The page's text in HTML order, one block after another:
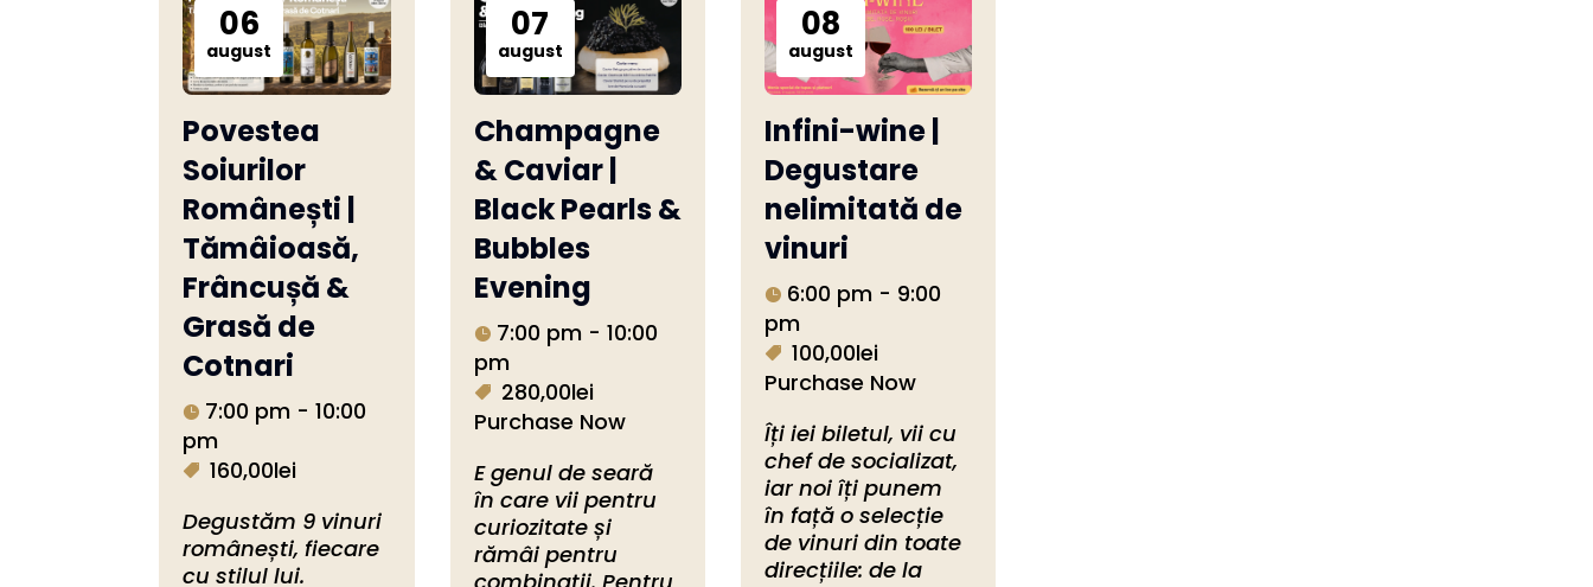
06
august
Povestea
Soiurilor
Românești |
Tămâioasă,
Frâncușă &
Grasă de
Cotnari
7:00 pm - 10:00
pm
160,00lei
Degustăm 9 vinuri
românești, fiecare
cu stilul lui.
07
august
Champagne
& Caviar |
Black Pearls &
Bubbles
Evening
7:00 pm - 10:00
pm
280,00lei
Purchase Now
E genul de seară
în care vii pentru
curiozitate și
rămâi pentru
08
august
Infini-wine |
Degustare
nelimitată de
vinuri
6:00 pm - 9:00
pm
100,00lei
Purchase Now
Îți iei biletul, vii cu
chef de socializat,
iar noi îți punem
în față o selecție
de vinuri din toate
direcțiile: de la